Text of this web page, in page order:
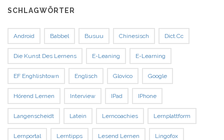
SCHLAGWÖRTER
Android Babbel Busuu Chinesisch Dict.cc
Die Kunst Des Lernens E-Leaning E-Learning
EF Enghlishtown Englisch Glovico Google
Hörend Lernen Interview IPad IPhone
Langenscheidt Latein Lerncoachies Lernplattform
Lernportal Lerntipps Lesend Lernen Lingofox